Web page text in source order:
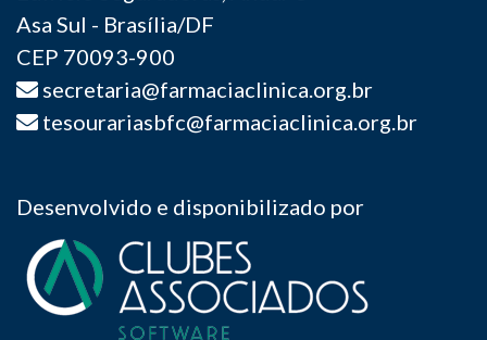
Asa Sul - Brasília/DF
CEP 70093-900
secretaria@farmaciaclinica.org.br
tesourariasbfc@farmaciaclinica.org.br
Desenvolvido e disponibilizado por